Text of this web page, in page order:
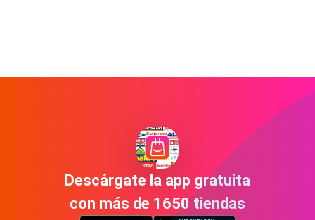
Descárgate la app gratuita
con más de 1650 tiendas